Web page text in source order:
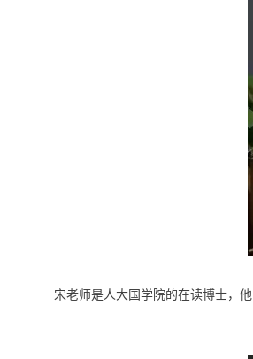
宋老师是人大国学院的在读博士，